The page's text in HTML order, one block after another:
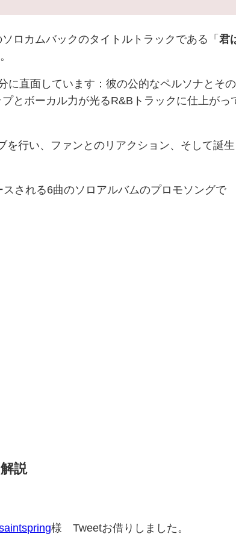
ロカムバックのタイトルトラックである「 君
に直面しています：彼の公的なペルソナとその
とボーカル力が光るR&Bトラックに仕上がっ
を行い、ファンとのリアクション、そして誕生
スされる6曲のソロアルバムのプロモソングで
説
様 Tweetお借りしました。